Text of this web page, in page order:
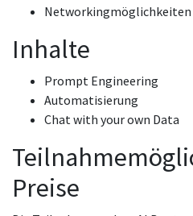
Networkingmöglichkeiten
Inhalte
Prompt Engineering
Automatisierung
Chat with your own Data
Preise